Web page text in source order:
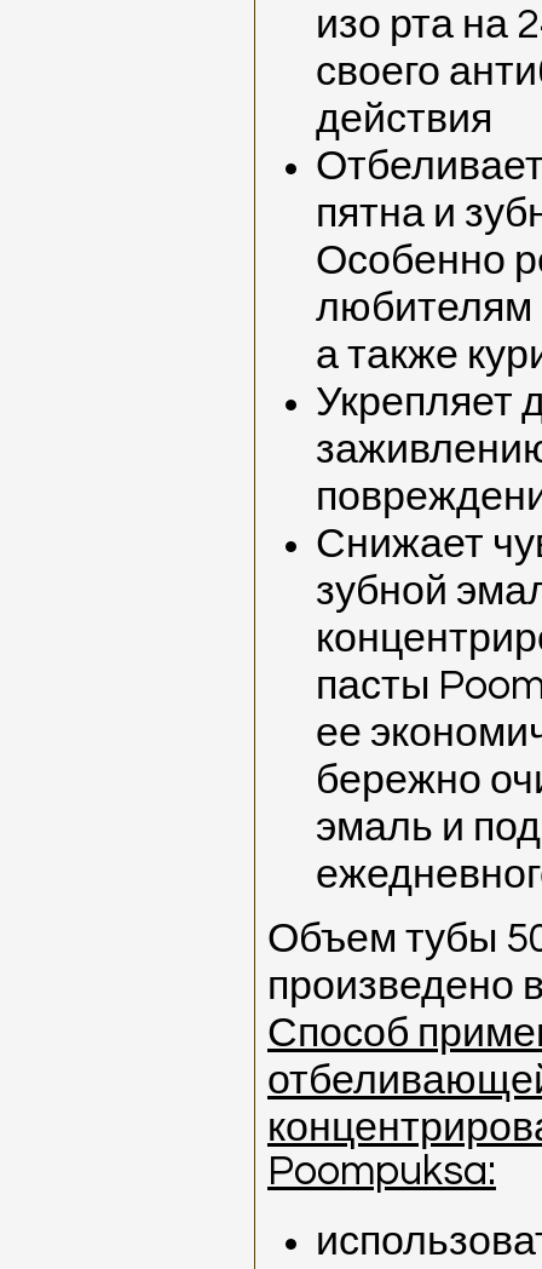
изо рта на
своего
действия
пятна и
Особенно
любителям
а также
Укрепляет
Снижает
зубной
пасты
ее
бережно
эмаль и
Объем тубы
произведено
Способ
Poompuksa: